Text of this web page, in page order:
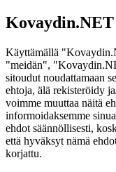
Käyttämällä
"meidän",
sitoudut noudattamaan
ehtoja, älä rekisteröidy
voimme muuttaa näitä
informoidaksemme
ehdot säännöllisesti,
että hyväksyt nämä
korjattu.